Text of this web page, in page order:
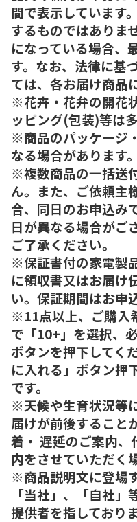
間で表示しています
するものではありま
になっている場合、
す。なお、法律に基
ては、各お届け商品
※花卉・花弁の開花
ッピング(包装)等は
※商品のパッケージ
なる場合があります。
※複数商品の一括送
ん。また、ご依頼主
合、同日のお申込み
日が異なる場合がご
ご了承ください。
※保証書付の家電製
に領収書又はお届け
い。保証期間はお申
※11点以上、ご購入
で「10+」を選択、
ボタンを押下してく
に入れる」ボタン押
です。
※天候や生育状況等
届けが前後すること
着・ 遅延のご案内
内をさせていただく
※商品説明文に登場
「当社」、「自社
提供者を指しておりま